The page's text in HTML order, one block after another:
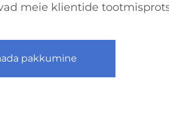
meie klientide
pakkumine